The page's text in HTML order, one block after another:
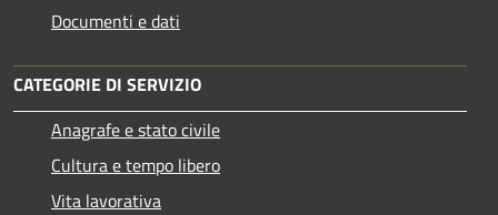
Documenti e dati
CATEGORIE DI SERVIZIO
Anagrafe e stato civile
Cultura e tempo libero
Vita lavorativa